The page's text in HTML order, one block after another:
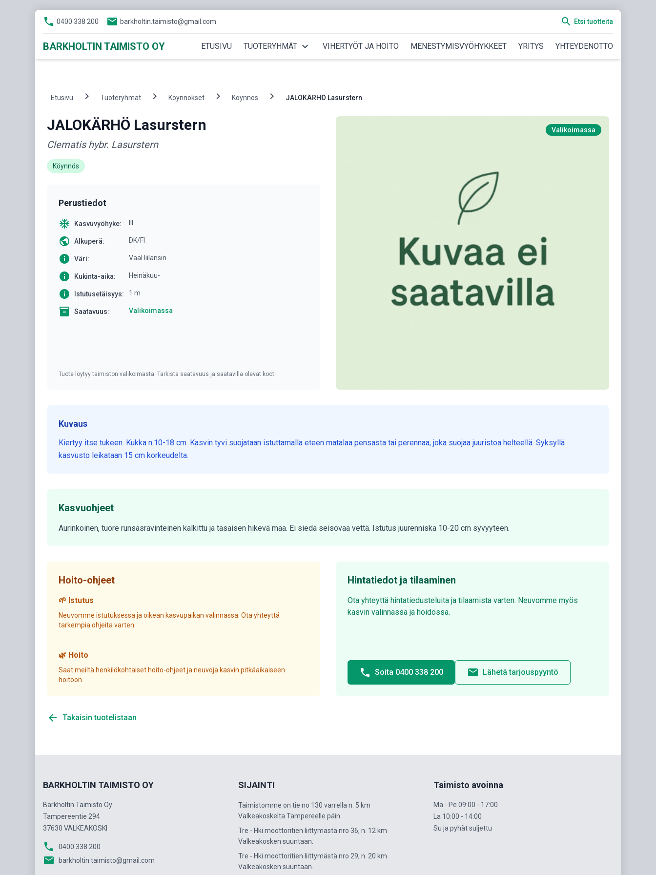
phone 0400 338 200 email barkholtin.taimisto@gmail.com search Etsi tuotteita
BARKHOLTIN TAIMISTO OY ETUSIVU TUOTERYHMÄT expand_more VIHERTYÖT JA HOITO MENESTYMISVYÖHYKKEET YRITYS YHTEYDENOTTO
Etusivu chevron_right Tuoteryhmät chevron_right Köynnökset chevron_right Köynnös chevron_right JALOKÄRHÖ Lasurstern
JALOKÄRHÖ Lasurstern
Clematis hybr. Lasurstern
Köynnös
Perustiedot
ac_unit Kasvuvyöhyke:
public Alkuperä: DK/FI
info Väri: Vaal.liilansin.
info Kukinta-aika: Heinäkuu-
info Istutusetäisyys: 1 m
inventory Saatavuus: Valikoimassa
Tuote löytyy taimiston valikoimasta. Tarkista saatavuus ja saatavilla olevat koot.
Valikoimassa
Kuvaus
Kiertyy itse tukeen. Kukka n.10-18 cm. Kasvin tyvi suojataan istuttamalla eteen matalaa pensasta tai perennaa, joka suojaa juuristoa helteellä. Syksyllä
kasvusto leikataan 15 cm korkeudelta.
Kasvuohjeet
Aurinkoinen, tuore runsasravinteinen kalkittu ja tasaisen hikevä maa. Ei siedä seisovaa vettä. Istutus juurenniska 10-20 cm syvyyteen.
Hoito-ohjeet
🌱 Istutus
Neuvomme istutuksessa ja oikean kasvupaikan valinnassa. Ota yhteyttä
tarkempia ohjeita varten.
🌿 Hoito
Saat meiltä henkilökohtaiset hoito-ohjeet ja neuvoja kasvin pitkäaikaiseen
hoitoon.
Hintatiedot ja tilaaminen
Ota yhteyttä hintatiedusteluita ja tilaamista varten. Neuvomme myös
kasvin valinnassa ja hoidossa.
phone Soita 0400 338 200 email Lähetä tarjouspyyntö
arrow_back Takaisin tuotelistaan
BARKHOLTIN TAIMISTO OY
Barkholtin Taimisto Oy
Tampereentie 294
37630 VALKEAKOSKI
phone 0400 338 200
email barkholtin.taimisto@gmail.com
SIJAINTI
Taimistomme on tie no 130 varrella n. 5 km
Valkeakoskelta Tampereelle päin.
Tre - Hki moottoritien liittymästä nro 36, n. 12 km
Valkeakosken suuntaan.
Tre - Hki moottoritien liittymästä nro 29, n. 20 km
Valkeakosken suuntaan.
Taimisto avoinna
Ma - Pe 09:00 - 17:00
La 10:00 - 14:00
Su ja pyhät suljettu